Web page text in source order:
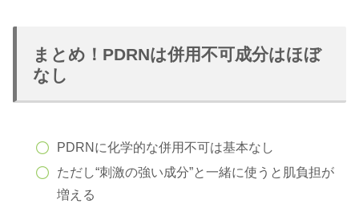
まとめ！PDRNは併用不可成分はほぼ
なし
PDRNに化学的な併用不可は基本なし
ただし“刺激の強い成分”と一緒に使うと肌負担が
増える